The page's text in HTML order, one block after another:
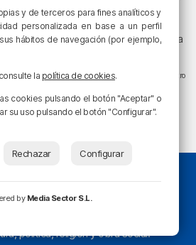
(País Vasco)
vasco juanma jubera LaLiga LaLiga
sociedadsucesos Teatro
atmosféricotráfico
1960 haciendo radio en Bilbao.
política, religión y obra social.
y de terceros para fines analíticos y
personalizada en base a un perfil
hábitos de navegación (por ejemplo,
la política de cookies.
cookies pulsando el botón "Aceptar" o
su uso pulsando el botón "Configurar".
Rechazar Configurar
by Media Sector S.L.